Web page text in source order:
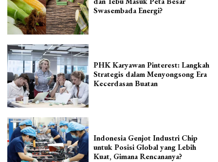
Swasembada Energi?
PHK Karyawan Pinterest: Langkah
Strategis dalam Menyongsong Era
Kecerdasan Buatan
Indonesia Genjot Industri Chip
untuk Posisi Global yang Lebih
Kuat, Gimana Rencananya?